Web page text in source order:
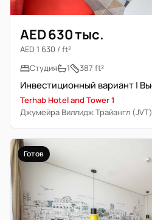
AED 630 тыс.
AED 1 630 / ft²
Студия
1 387 ft²
Terhab Hotel and Tower 1
Джумейра Виллидж Трайангл (JVT)
Готов